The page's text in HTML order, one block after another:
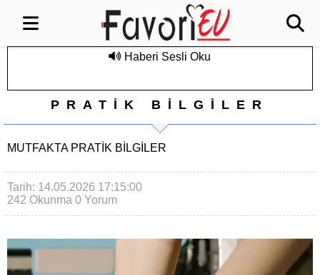
Haberi Sesli Oku
PRATİK BİLGİLER
MUTFAKTA PRATIK BILGILER
Tarih: 14.05.2026 17:15:00
242 Okunma 0 Yorum